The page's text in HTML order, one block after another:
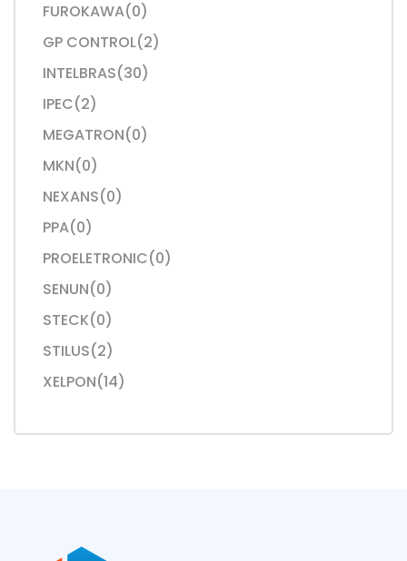
FUROKAWA(0)
GP CONTROL(2)
INTELBRAS(30)
IPEC(2)
MEGATRON(0)
MKN(0)
NEXANS(0)
PPA(0)
PROELETRONIC(0)
SENUN(0)
STECK(0)
STILUS(2)
XELPON(14)